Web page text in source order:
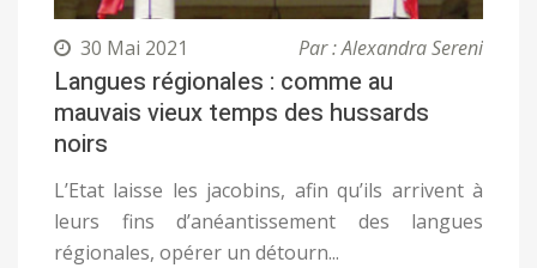
30 Mai 2021 Par : Alexandra Sereni
Langues régionales : comme au
mauvais vieux temps des hussards
noirs
L’Etat laisse les jacobins, afin qu’ils arrivent à
leurs fins d’anéantissement des langues
régionales, opérer un détourn...